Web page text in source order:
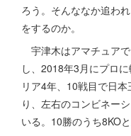
ろう。そんななか追わ
をするのか。
宇津木はアマチュア
し、2018年3月にプロ
リア4年、10戦目で日
り、左右のコンビネー
いる。10勝のうち8KO